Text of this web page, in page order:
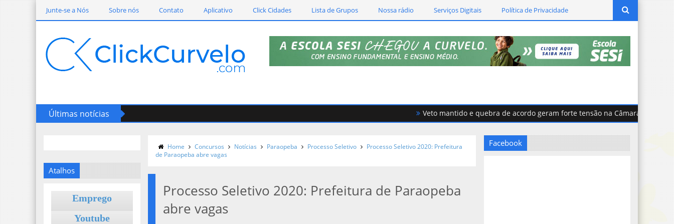
Junte-se a Nós Sobre nós Contato Aplicativo Click Cidades Lista de Grupos Nossa rádio Serviços Digitais Política de Privacidade
Últimas notícias Veto mantido e quebra de acordo geram forte tensão na Câmara de Curvelo
Atalhos
Emprego
Youtube
Home Concursos Notícias Paraopeba Processo Seletivo
Processo Seletivo 2020: Prefeitura
de Paraopeba abre vagas
Processo Seletivo 2020: Prefeitura de Paraopeba
abre vagas
Facebook